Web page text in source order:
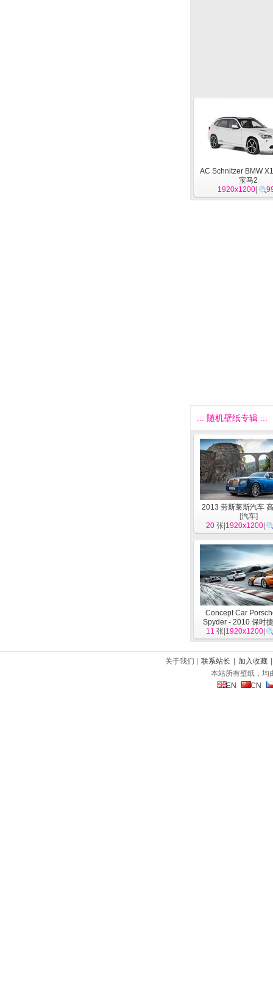
AC Schnitzer BMW
宝马2
1920x1200
::: 随机壁纸专辑 :::
2013 劳斯莱斯汽车
[汽车]
20 张| 1920x1200
Concept Car
Spyder - 2010 保时
11 张| 1920x1200
关于我们 | 联系站长 加入收藏
本站所有壁纸，均
EN
CN